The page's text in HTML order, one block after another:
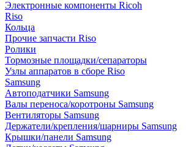
Электронные компоненты Ricoh
Riso
Кольца
Прочие запчасти Riso
Ролики
Тормозные площадки/сепараторы
Узлы аппаратов в сборе Riso
Samsung
Автоподатчики Samsung
Валы переноса/коротроны Samsung
Вентиляторы Samsung
Держатели/крепления/шарниры Samsung
Крышки/панели Samsung